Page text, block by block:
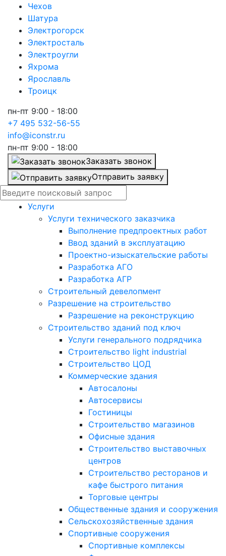
Чехов
Шатура
Электрогорск
Электросталь
Электроугли
Яхрома
Ярославль
Троицк
пн-пт 9:00 - 18:00
+7 495 532-56-55
info@iconstr.ru
пн-пт 9:00 - 18:00
Заказать звонок
Отправить заявку
Услуги
Услуги технического заказчика
Выполнение предпроектных работ
Ввод зданий в эксплуатацию
Проектно-изыскательские работы
Разработка АГО
Разработка АГР
Строительный девелопмент
Разрешение на строительство
Разрешение на реконструкцию
Строительство зданий под ключ
Услуги генерального подрядчика
Строительство light industrial
Строительство ЦОД
Коммерческие здания
Автосалоны
Автосервисы
Гостиницы
Строительство магазинов
Офисные здания
Строительство выставочных
центров
Строительство ресторанов и
кафе быстрого питания
Торговые центры
Общественные здания и сооружения
Сельскохозяйственные здания
Спортивные сооружения
Спортивные комплексы